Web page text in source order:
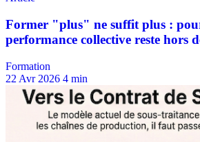
Formation
22 Avr 2026 4 min